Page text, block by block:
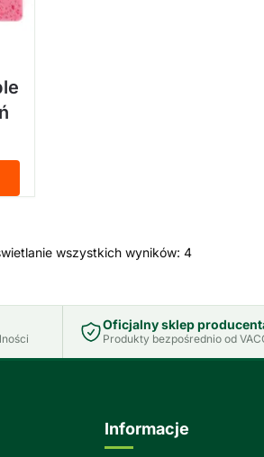
wszystkich wyników: 4
Oficjalny sklep
Produkty bezpośrednio od
Informacje